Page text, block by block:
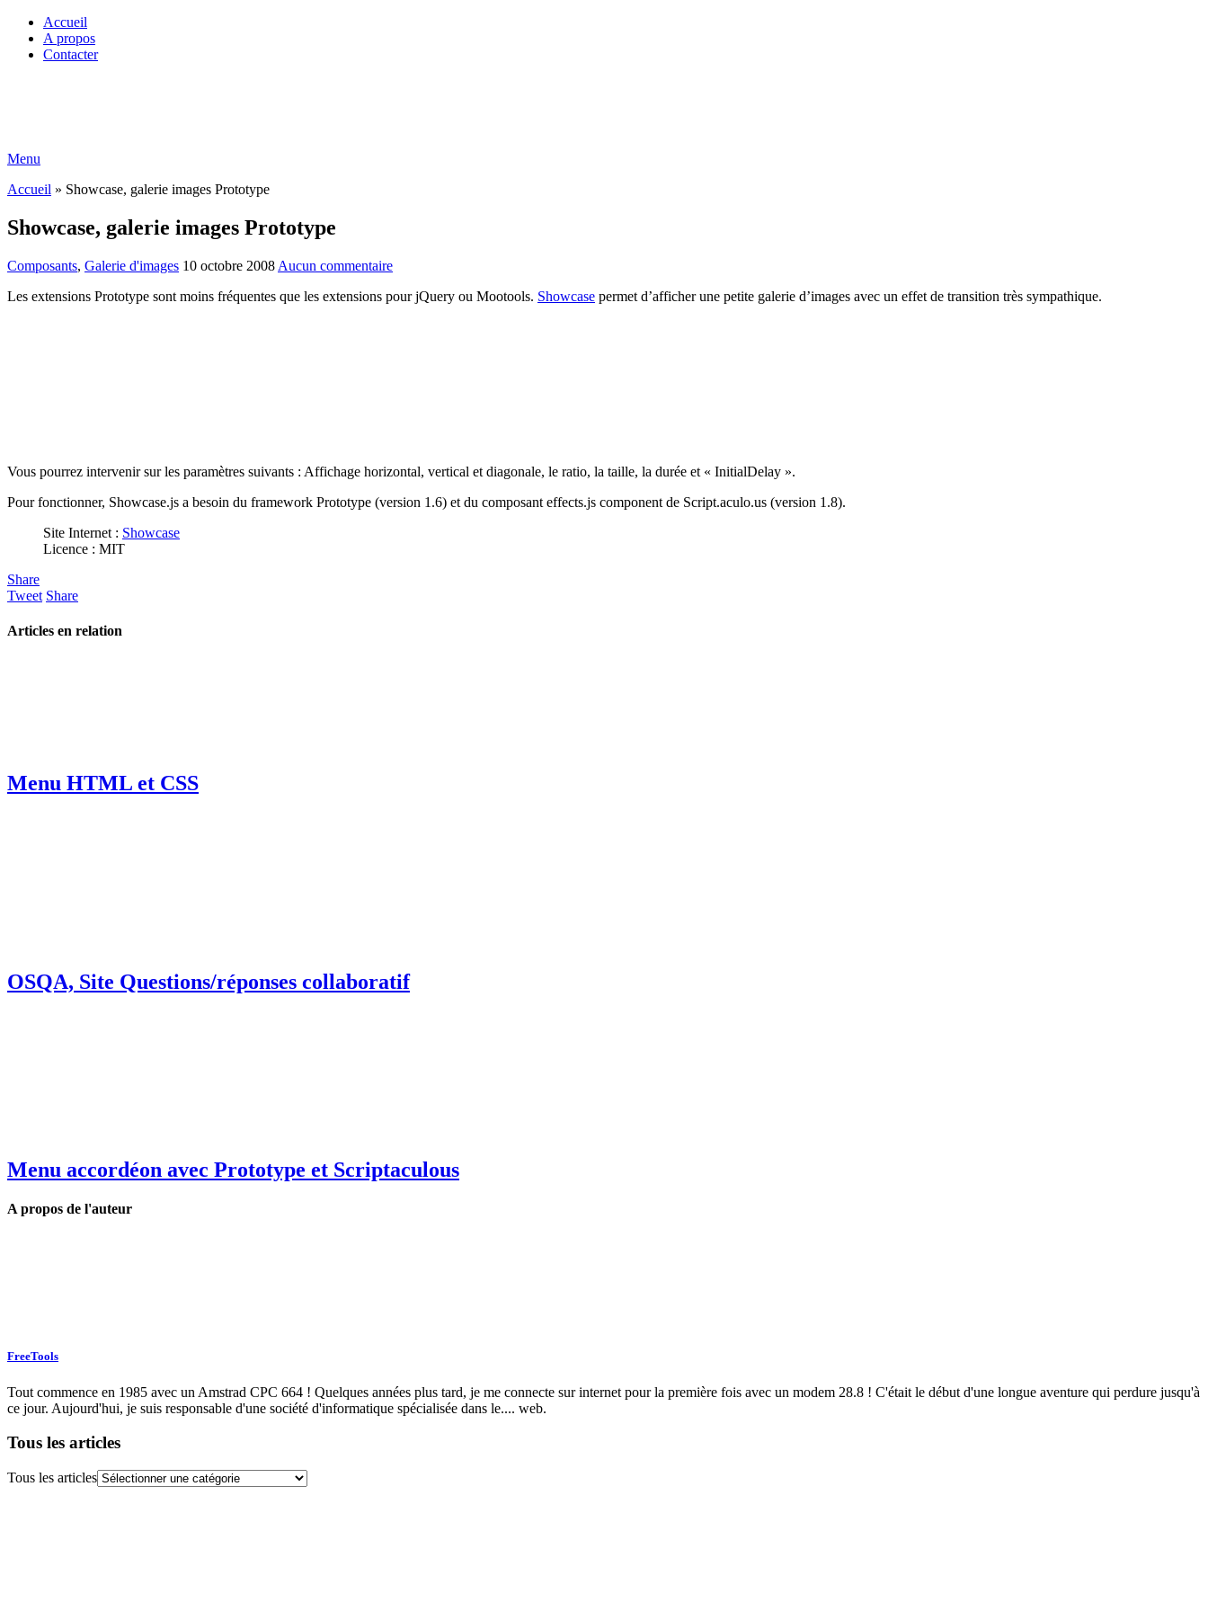
Accueil
A propos
Contacter
Menu
Accueil » Showcase, galerie images Prototype
Showcase, galerie images Prototype
Composants, Galerie d'images 10 octobre 2008 Aucun commentaire
Les extensions Prototype sont moins fréquentes que les extensions pour jQuery ou Mootools. Showcase permet d’afficher une petite galerie d’images avec un effet de transition très sympathique.
Vous pourrez intervenir sur les paramètres suivants : Affichage horizontal, vertical et diagonale, le ratio, la taille, la durée et « InitialDelay ».
Pour fonctionner, Showcase.js a besoin du framework Prototype (version 1.6) et du composant effects.js component de Script.aculo.us (version 1.8).
Site Internet : Showcase
Licence : MIT
Share
Tweet Share
Articles en relation
Menu HTML et CSS
OSQA, Site Questions/réponses collaboratif
Menu accordéon avec Prototype et Scriptaculous
A propos de l'auteur
FreeTools
Tout commence en 1985 avec un Amstrad CPC 664 ! Quelques années plus tard, je me connecte sur internet pour la première fois avec un modem 28.8 ! C'était le début d'une longue aventure qui perdure jusqu'à
ce jour. Aujourd'hui, je suis responsable d'une société d'informatique spécialisée dans le.... web.
Tous les articles
Tous les articles